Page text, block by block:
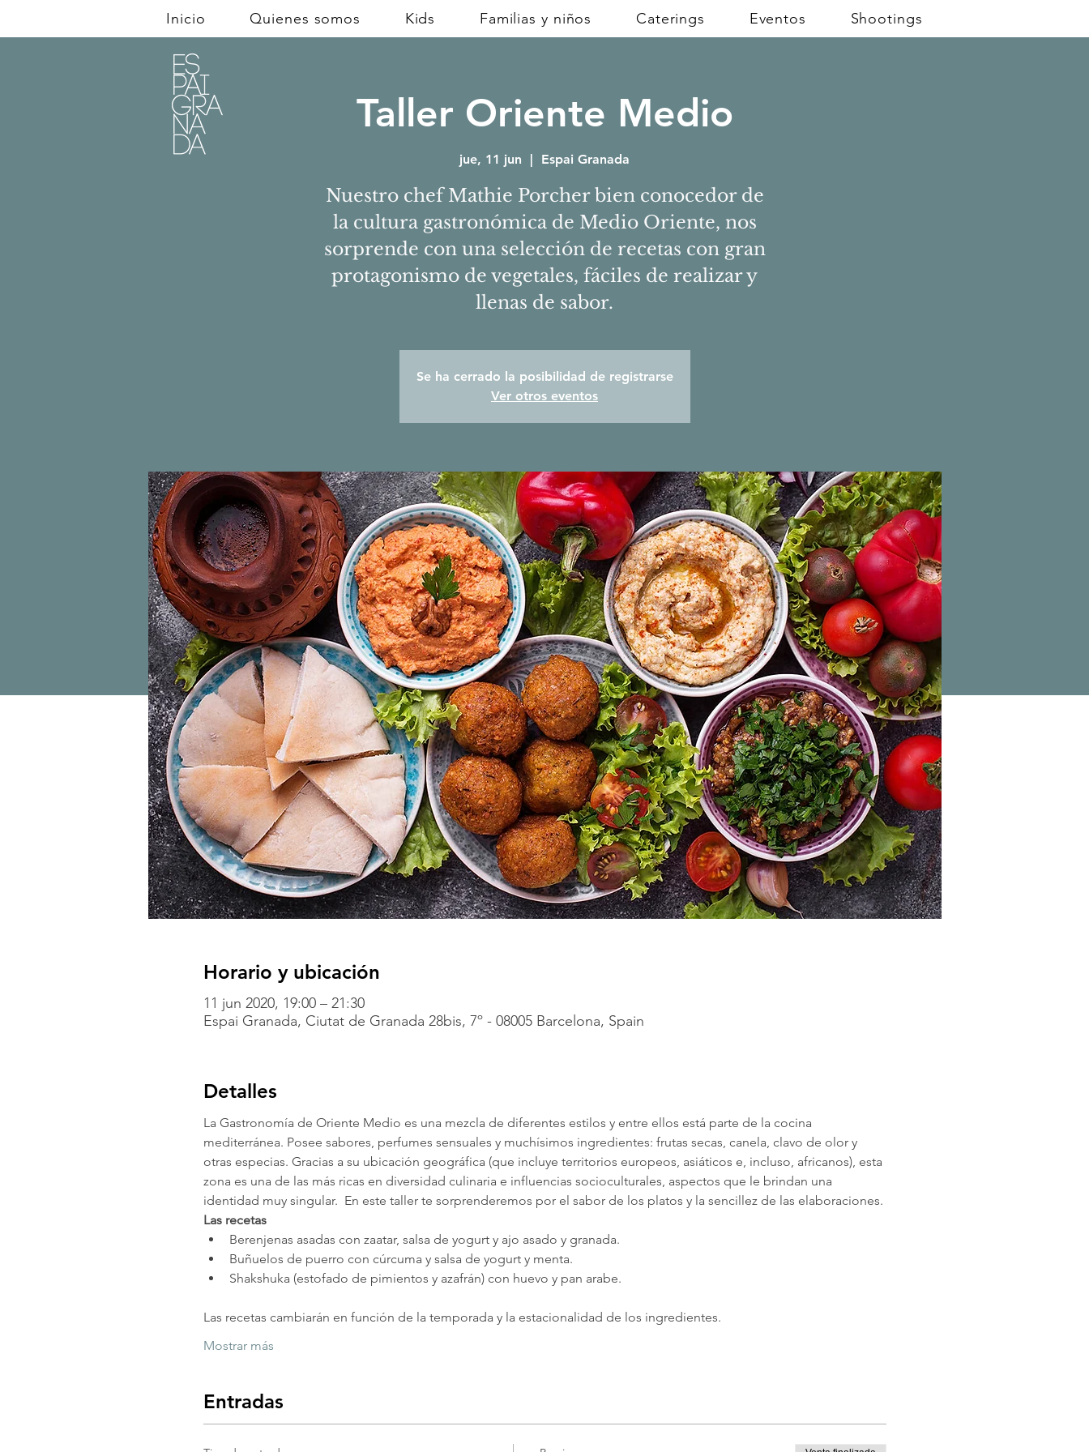
Inicio Quienes somos Kids Familias y niños Caterings Eventos Shootings
Taller Oriente Medio
jue, 11 jun Espai Granada
Nuestro chef Mathie Porcher bien conocedor de
la cultura gastronómica de Medio Oriente, nos
sorprende con una selección de recetas con gran
protagonismo de vegetales, fáciles de realizar y
llenas de sabor.
Se ha cerrado la posibilidad de registrarse
Ver otros eventos
Horario y ubicación
11 jun 2020, 19:00 – 21:30
Espai Granada, Ciutat de Granada 28bis, 7º - 08005 Barcelona, Spain
Detalles
La Gastronomía de Oriente Medio es una mezcla de diferentes estilos y entre ellos está parte de la cocina
mediterránea. Posee sabores, perfumes sensuales y muchísimos ingredientes: frutas secas, canela, clavo de olor y
otras especias. Gracias a su ubicación geográfica (que incluye territorios europeos, asiáticos e, incluso, africanos), esta
zona es una de las más ricas en diversidad culinaria e influencias socioculturales, aspectos que le brindan una
identidad muy singular.  En este taller te sorprenderemos por el sabor de los platos y la sencillez de las elaboraciones.
Las recetas
Berenjenas asadas con zaatar, salsa de yogurt y ajo asado y granada.
Buñuelos de puerro con cúrcuma y salsa de yogurt y menta.
Shakshuka (estofado de pimientos y azafrán) con huevo y pan arabe.
Las recetas cambiarán en función de la temporada y la estacionalidad de los ingredientes.
Mostrar más
Entradas